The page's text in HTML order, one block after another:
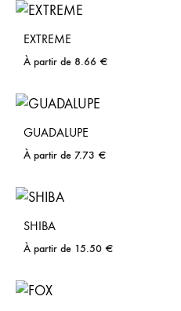
EXTREME
À partir de 8.66 €
GUADALUPE
À partir de 7.73 €
SHIBA
À partir de 15.50 €